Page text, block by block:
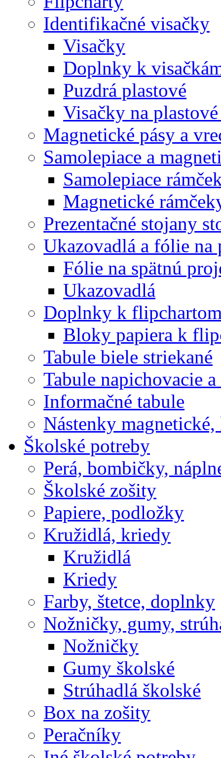
Identifikačné visačky
Visačky
Doplnky k
Puzdrá plastové
Visačky na
Magnetické pásy a
Samolepiace a
Samolepiace
Magnetické
Prezentačné stojany
Ukazovadlá a fólie na
Fólie na spätnú
Ukazovadlá
Doplnky k
Bloky papiera k
Tabule biele striekané
Tabule napichovacie
Informačné tabule
Nástenky
Školské potreby
Perá, bombičky,
Školské zošity
Papiere, podložky
Kružidlá, kriedy
Kružidlá
Kriedy
Farby, štetce, doplnky
Nožničky, gumy,
Nožničky
Gumy školské
Strúhadlá školské
Box na zošity
Peračníky